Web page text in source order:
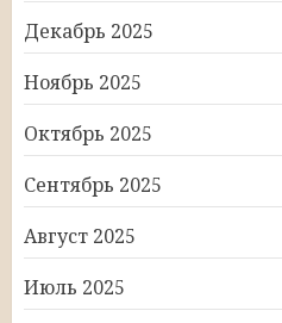
Декабрь 2025
Ноябрь 2025
Октябрь 2025
Сентябрь 2025
Август 2025
Июль 2025